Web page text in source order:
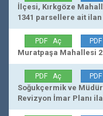
İlçesi, Kırkgöze
1341 parsellere ait ilan
PDF Aç
Muratpaşa Mahallesi
PDF Aç
Soğukçermik ve
Revizyon İmar Planı